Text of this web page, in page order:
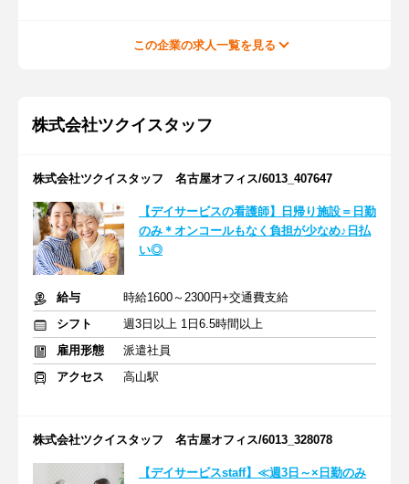
この企業の求人一覧を見る
株式会社ツクイスタッフ
株式会社ツクイスタッフ 名古屋オフィス/6013_407647
【デイサービスの看護師】日帰り施設＝日勤
のみ＊オンコールもなく負担が少なめ♪日払
い◎
給与
時給1600～2300円+交通費支給
シフト
週3日以上 1日6.5時間以上
雇用形態
派遣社員
アクセス
高山駅
株式会社ツクイスタッフ 名古屋オフィス/6013_328078
【デイサービスstaff】≪週3日～×日勤のみ